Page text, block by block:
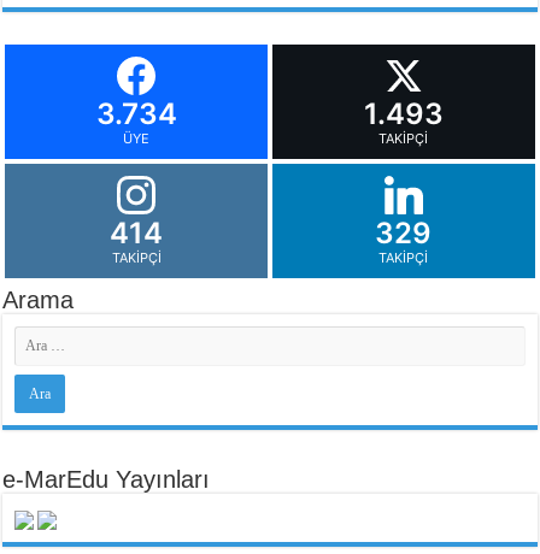
3.734
ÜYE
1.493
TAKIPÇI
414
TAKIPÇI
329
TAKIPÇI
Arama
e-MarEdu Yayınları